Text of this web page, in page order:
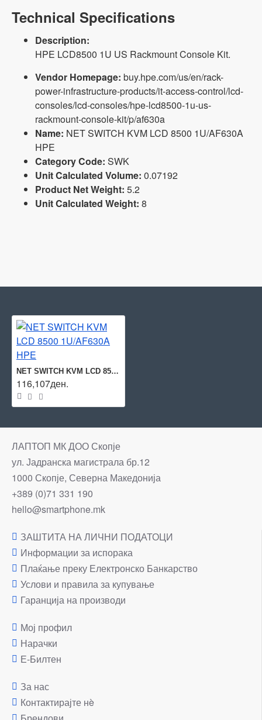
Technical Specifications
Description:
HPE LCD8500 1U US Rackmount Console Kit.
Vendor Homepage: buy.hpe.com/us/en/rack-
power-infrastructure-products/it-access-control/lcd-
consoles/lcd-consoles/hpe-lcd8500-1u-us-
rackmount-console-kit/p/af630a
Name: NET SWITCH KVM LCD 8500 1U/AF630A
HPE
Category Code: SWK
Unit Calculated Volume: 0.07192
Product Net Weight: 5.2
Unit Calculated Weight: 8
NET SWITCH KVM LCD 8500 1U/AF630A HPE
116,107ден.
ЛАПТОП МК ДОО Скопје
ул. Јадранска магистрала бр.12
1000 Скопје, Северна Македонија
+389 (0)71 331 190
hello@smartphone.mk
ЗАШТИТА НА ЛИЧНИ ПОДАТОЦИ
Информации за испорака
Плаќање преку Електронско Банкарство
Услови и правила за купување
Гаранција на производи
Мој профил
Нарачки
Е-Билтен
За нас
Контактирајте нè